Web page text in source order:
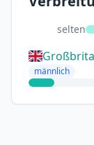
selten
männlich